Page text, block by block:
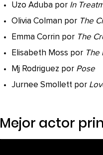
Uzo Aduba por In
Olivia Colman por The
Emma Corrin por The
Elisabeth Moss por The
Mj Rodriguez por Pose
Jurnee Smollett por
Mejor actor